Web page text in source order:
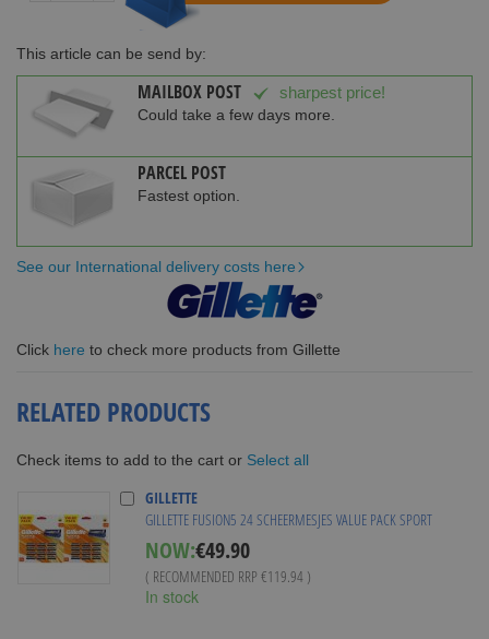
This article can be send by:
MAILBOX POST sharpest price!
Could take a few days more.
PARCEL POST
Fastest option.
See our International delivery costs here
Click here to check more products from Gillette
RELATED PRODUCTS
Check items to add to the cart or Select all
GILLETTE
GILLETTE FUSION5 24 SCHEERMESJES VALUE PACK SPORT
NOW:€49.90
( RECOMMENDED RRP €119.94 )
In stock